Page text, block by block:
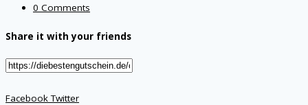
0 Comments
Share it with your friends
FacebookTwitter